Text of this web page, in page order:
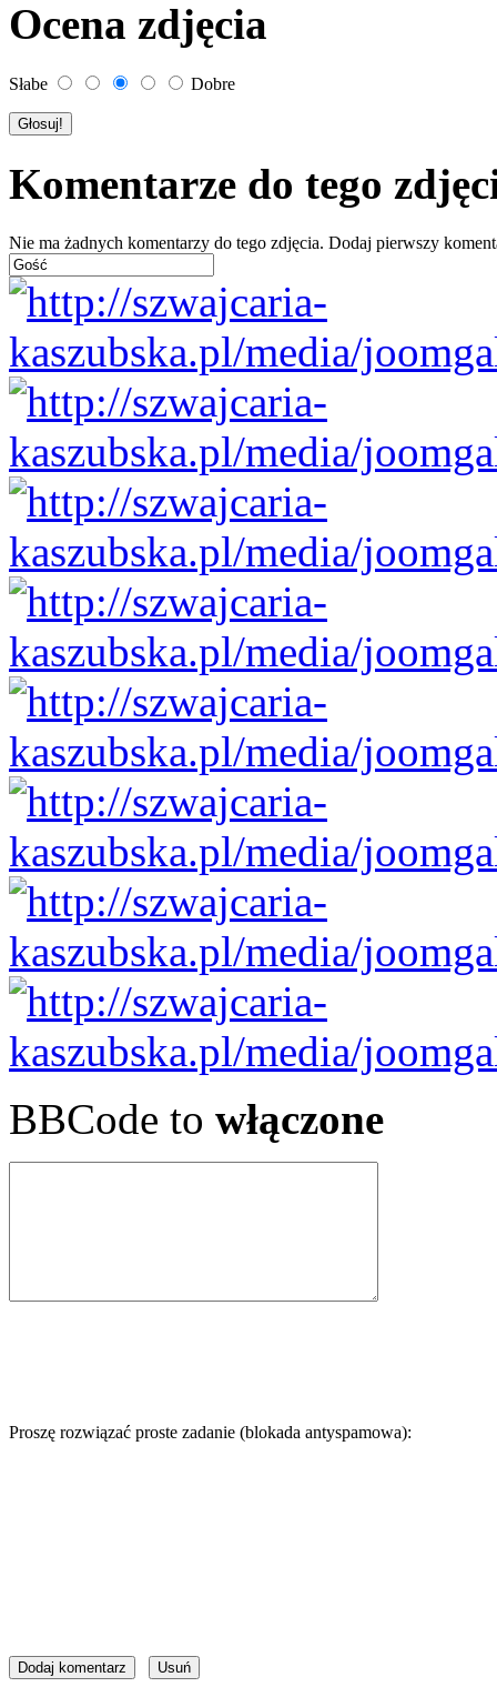
Ocena zdjęcia
Słabe Dobre
Komentarze do tego
Nie ma żadnych komentarzy do tego zdjęcia. Dodaj pierwszy
BBCode to włączone
Proszę rozwiązać proste zadanie (blokada antyspamowa):